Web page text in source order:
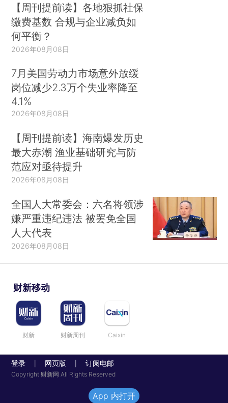
【周刊提前读】各地狠抓社保
缴费基数 合规与企业减负如
何平衡？
2026年08月08日
7月美国劳动力市场意外放缓
岗位减少2.3万个失业率降至
4.1%
2026年08月08日
【周刊提前读】海南爆发历史
最大赤潮 渔业基础研究与防
范应对亟待提升
2026年08月08日
全国人大常委会：六名将领涉
嫌严重违纪违法 被罢免全国
人大代表
2026年08月08日
财新移动
财新 财新周刊 Caixin
登录 网页版 订阅电邮
Copyright 财新网 All Rights Reserved
App 内打开